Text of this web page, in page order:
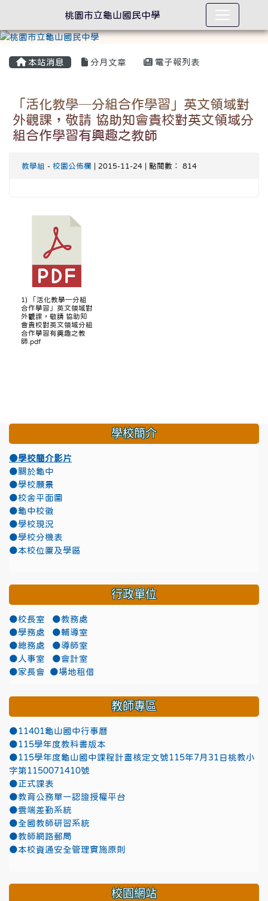
本站消息 分月文章 電子報列表
「活化教學─分組合作學習」英文領域對
外觀課，敬請 協助知會貴校對英文領域分
組合作學習有興趣之教師
教學組 - 校園公佈欄 | 2015-11-24 | 點閱數： 814
1) 「活化教學─分組
合作學習」英文領域對
外觀課，敬請 協助知
會貴校對英文領域分組
合作學習有興趣之教
師.pdf
學校簡介
●學校簡介影片
●關於龜中
●學校願景
●校舍平面圖
●龜中校徽
●學校現況
●學校分機表
●本校位置及學區
行政單位
●校長室
●教務處
●學務處
●輔導室
●總務處
●導師室
●人事室
●會計室
●家長會
●場地租借
教師專區
●11401龜山國中行事曆
●115學年度教科書版本
●115學年度龜山國中課程計畫核定文號115年7月31日桃教小
字第1150071410號
●正式課表
●教育公務單一認證授權平台
●雲端差勤系統
●全國教師研習系統
●教師網路郵局
●本校資通安全管理實施原則
校園網站
桃園市立龜山國民中學